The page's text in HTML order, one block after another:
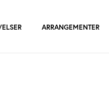
ARRANGEMENTER